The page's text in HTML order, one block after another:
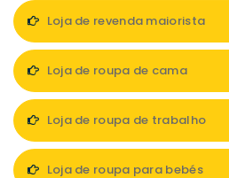
Loja de revenda maiorista
Loja de roupa de cama
Loja de roupa de trabalho
Loja de roupa para bebés